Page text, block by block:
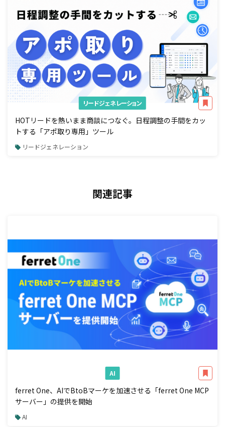
リードジェネレーション
HOTリードを熱いまま商談につなぐ。日程調整の手間をカッ
トする「アポ取り専用」ツール
リードジェネレーション
関連記事
AI
ferret One、AIでBtoBマーケを加速させる「ferret One MCP
サーバー」の提供を開始
AI